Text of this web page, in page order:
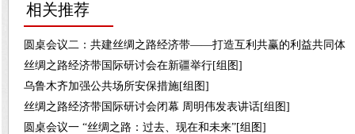
相关推荐
圆桌会议二：共建丝绸之路经济带——打造互利共赢的利益共同体
丝绸之路经济带国际研讨会在新疆举行[组图]
乌鲁木齐加强公共场所安保措施[组图]
丝绸之路经济带国际研讨会闭幕 周明伟发表讲话[组图]
圆桌会议一 “丝绸之路：过去、现在和未来”[组图]